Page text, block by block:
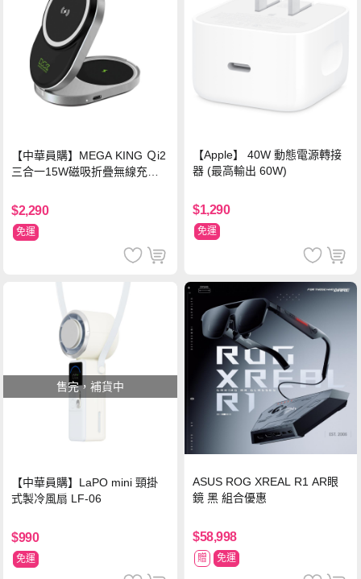
【中華員購】MEGA KING Ｑi2
三合一15W磁吸折疊無線充電
$2,290
免運
【Apple】 40W 動態電源轉接
器 (最高輸出 60W)
$1,290
免運
售完，補貨中
【中華員購】LaPO mini 頸掛
式製冷風扇 LF-06
$990
免運
ASUS ROG XREAL R1 AR眼
鏡 黑 組合優惠
$58,998
贈 免運